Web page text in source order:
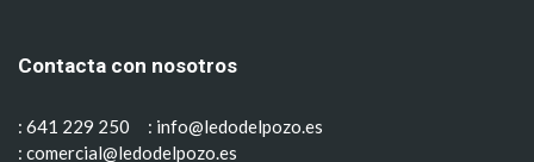
Contacta con nosotros
: 641 229 250
: info@ledodelpozo.es
: comercial@ledodelpozo.es